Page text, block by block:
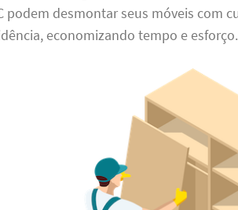
podem desmontar seus móveis com
economizando tempo e esforço.